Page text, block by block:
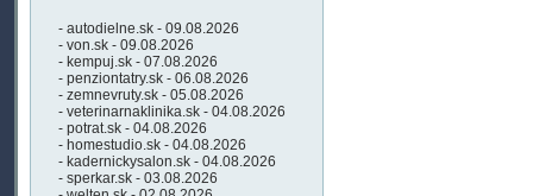
- autodielne.sk - 09.08.2026
- von.sk - 09.08.2026
- kempuj.sk - 07.08.2026
- penziontatry.sk - 06.08.2026
- zemnevruty.sk - 05.08.2026
- veterinarnaklinika.sk - 04.08.2026
- potrat.sk - 04.08.2026
- homestudio.sk - 04.08.2026
- kadernickysalon.sk - 04.08.2026
- sperkar.sk - 03.08.2026